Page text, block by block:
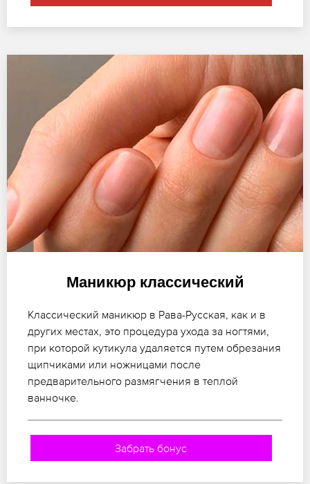
Маникюр классический
Классический маникюр в Рава-Русская, как и в
других местах, это процедура ухода за ногтями,
при которой кутикула удаляется путем обрезания
щипчиками или ножницами после
предварительного размягчения в теплой
ванночке.
Забрать бонус